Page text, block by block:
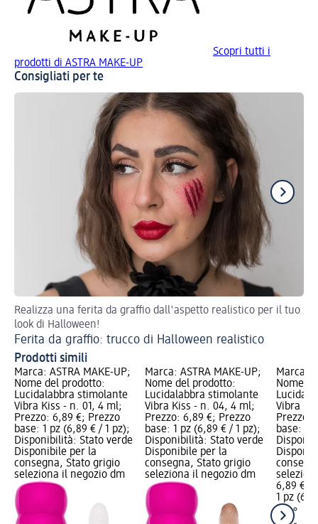
Scopri tutti i
prodotti di ASTRA MAKE-UP
Consigliati per te
Realizza una ferita da graffio dall'aspetto realistico per il tuo
look di Halloween!
Ferita da graffio: trucco di Halloween realistico
Prodotti simili
Marca: ASTRA MAKE-UP;
Nome del prodotto:
Lucidalabbra stimolante
Vibra Kiss - n. 01, 4 ml;
Prezzo: 6,89 €; Prezzo
base: 1 pz (6,89 € / 1 pz);
Disponibilità: Stato verde
Disponibile per la
consegna, Stato grigio
seleziona il negozio dm
Marca: ASTRA MAKE-UP;
Nome del prodotto:
Lucidalabbra stimolante
Vibra Kiss - n. 04, 4 ml;
Prezzo: 6,89 €; Prezzo
base: 1 pz (6,89 € / 1 pz);
Disponibilità: Stato verde
Disponibile per la
consegna, Stato grigio
seleziona il negozio dm
Marca:
Nome
Vibra
Prezzo:
base: 1
6,89 €
1 pz